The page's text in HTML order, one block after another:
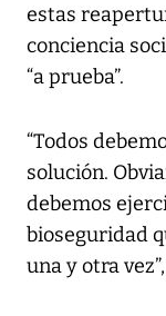
estas
conciencia
“a prueba”.
“Todos
solución.
debemos
bioseguridad
una y otra